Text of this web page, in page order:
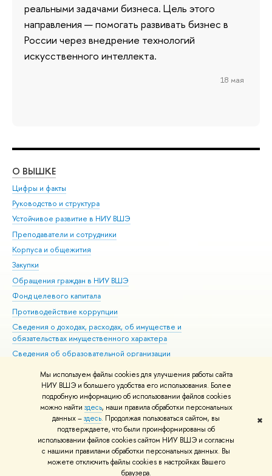
Мы используем файлы cookies для улучшения работы сайта
НИУ ВШЭ и большего удобства его использования. Более
подробную информацию об использовании файлов cookies
можно найти здесь, наши правила обработки персональных
данных –здесь. Продолжая пользоваться сайтом, вы
подтверждаете, что были проинформированы об
использовании файлов cookies сайтом НИУ ВШЭ и согласны
с нашими правилами обработки персональных данных. Вы
можете отключить файлы cookies в настройках Вашего
браузера.
✖
реальными задачами бизнеса. Цель этого
направления — помогать развивать бизнес в
России через внедрение технологий
искусственного интеллекта.
18 мая
О ВЫШКЕ
Цифры и факты
Руководство и структура
Устойчивое развитие в НИУ ВШЭ
Преподаватели и сотрудники
Корпуса и общежития
Закупки
Обращения граждан в НИУ ВШЭ
Фонд целевого капитала
Противодействие коррупции
Сведения о доходах, расходах, об имуществе и
обязательствах имущественного характера
Сведения об образовательной организации
Людям с ограниченными возможностями здоровья
Единая платежная страница
Работа в Вышке
© НИУ ВШЭ 1993–2026 Адреса и контакты Условия использования
материалов Политика конфиденциальности Карта сайта
Шрифты HSE Sans и HSE Slab разработаны вШколе дизайна НИУ ВШЭ